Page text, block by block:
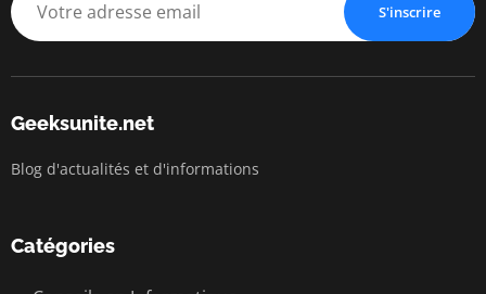
S'inscrire
Geeksunite.net
Blog d'actualités et d'informations
Catégories